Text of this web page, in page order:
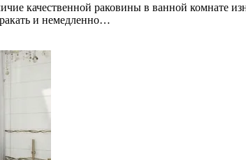
качественной раковины в ванной комнате
и немедленно…